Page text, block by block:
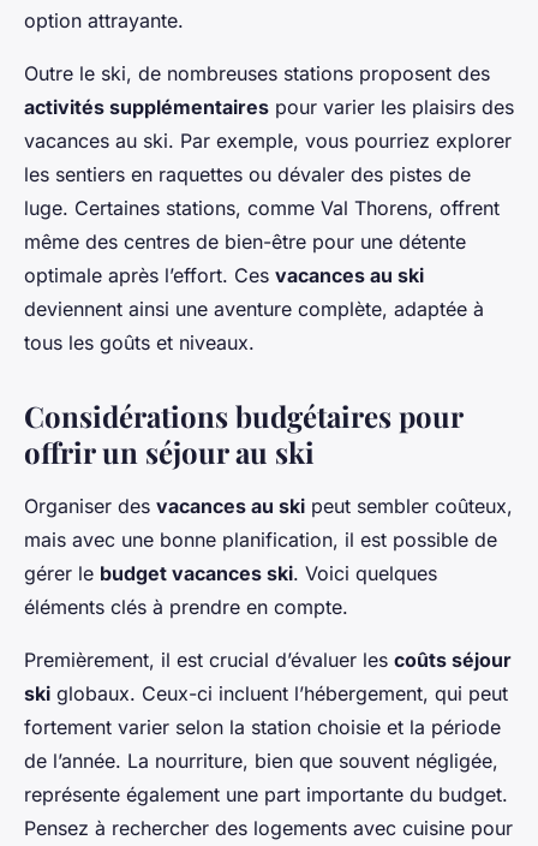
option attrayante.
Outre le ski, de nombreuses stations proposent des
activités supplémentaires pour varier les plaisirs des
vacances au ski. Par exemple, vous pourriez explorer
les sentiers en raquettes ou dévaler des pistes de
luge. Certaines stations, comme Val Thorens, offrent
même des centres de bien-être pour une détente
optimale après l’effort. Ces vacances au ski
deviennent ainsi une aventure complète, adaptée à
tous les goûts et niveaux.
Considérations budgétaires pour
offrir un séjour au ski
Organiser des vacances au ski peut sembler coûteux,
mais avec une bonne planification, il est possible de
gérer le budget vacances ski. Voici quelques
éléments clés à prendre en compte.
Premièrement, il est crucial d’évaluer les coûts séjour
ski globaux. Ceux-ci incluent l’hébergement, qui peut
fortement varier selon la station choisie et la période
de l’année. La nourriture, bien que souvent négligée,
représente également une part importante du budget.
Pensez à rechercher des logements avec cuisine pour